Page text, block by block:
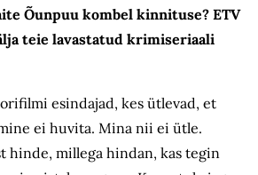
Õunpuu kombel kinnituse? ETV
teie lavastatud krimiseriaali
esindajad, kes ütlevad, et
ei huvita. Mina nii ei ütle.
hinde, millega hindan, kas tegin